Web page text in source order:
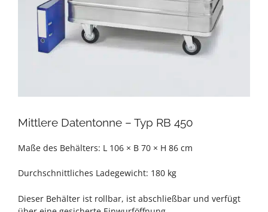
Mittlere Datentonne – Typ RB 450
Maße des Behälters: L 106 × B 70 × H 86 cm
Durchschnittliches Ladegewicht: 180 kg
Dieser Behälter ist rollbar, ist abschließbar und verfügt